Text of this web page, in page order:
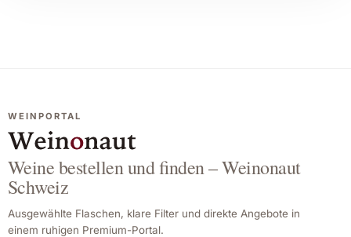
WEINPORTAL
Weine bestellen und finden – Weinonaut
Schweiz
Ausgewählte Flaschen, klare Filter und direkte Angebote in
einem ruhigen Premium-Portal.